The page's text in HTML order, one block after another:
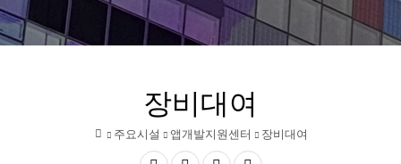
화
산
장비대여
주요시설 앱개발지원센터 장비대여